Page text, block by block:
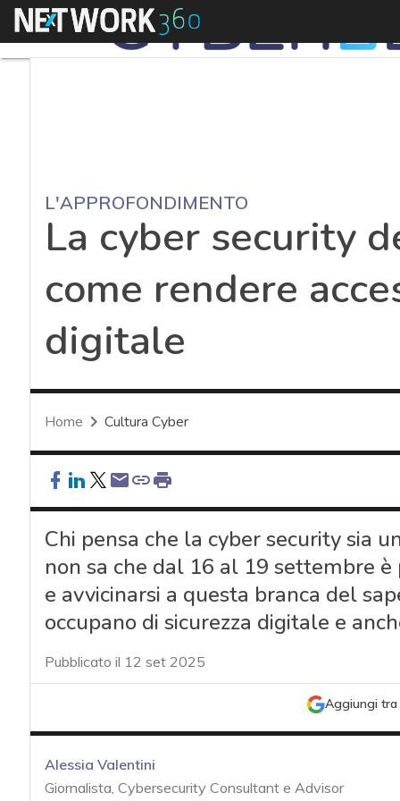
Menu
L'APPROFONDIMENTO
La cyber security
come rendere
digitale
Home Cultura Cyber
Chi pensa che la cyber security sia
non sa che dal 16 al 19 settembre è
e avvicinarsi a questa branca del
occupano di sicurezza digitale e
Pubblicato il 12 set 2025
Aggiungi tra
Alessia Valentini
Giornalista, Cybersecurity Consultant e Advisor